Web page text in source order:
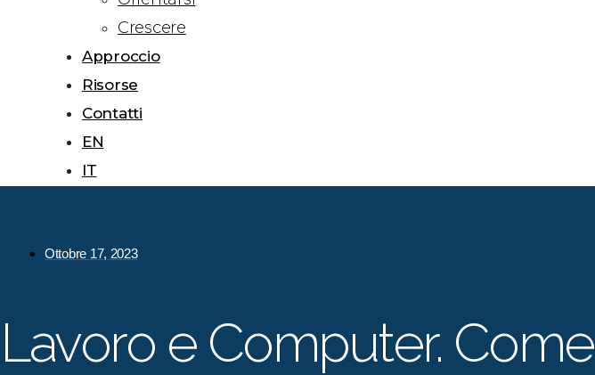
Crescere
Approccio
Risorse
Contatti
EN
IT
Ottobre 17, 2023
Lavoro e Computer. Come